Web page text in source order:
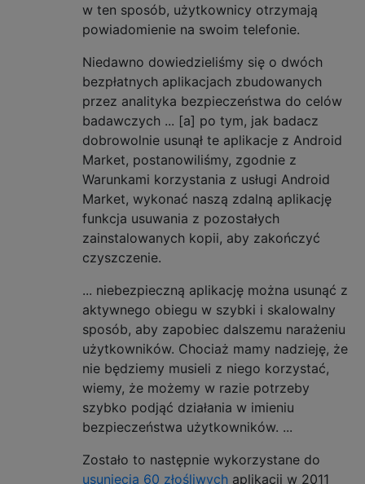
w ten sposób, użytkownicy otrzymają
powiadomienie na swoim telefonie.
Niedawno dowiedzieliśmy się o dwóch
bezpłatnych aplikacjach zbudowanych
przez analityka bezpieczeństwa do celów
badawczych ... [a] po tym, jak badacz
dobrowolnie usunął te aplikacje z Android
Market, postanowiliśmy, zgodnie z
Warunkami korzystania z usługi Android
Market, wykonać naszą zdalną aplikację
funkcja usuwania z pozostałych
zainstalowanych kopii, aby zakończyć
czyszczenie.
... niebezpieczną aplikację można usunąć z
aktywnego obiegu w szybki i skalowalny
sposób, aby zapobiec dalszemu narażeniu
użytkowników. Chociaż mamy nadzieję, że
nie będziemy musieli z niego korzystać,
wiemy, że możemy w razie potrzeby
szybko podjąć działania w imieniu
bezpieczeństwa użytkowników. ...
Zostało to następnie wykorzystane do
usunięcia 60 złośliwych aplikacji w 2011